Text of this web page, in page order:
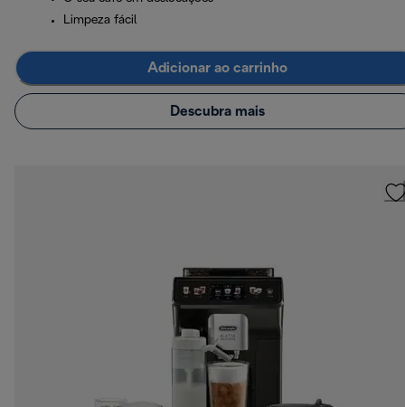
Limpeza fácil
Adicionar ao carrinho
Descubra mais